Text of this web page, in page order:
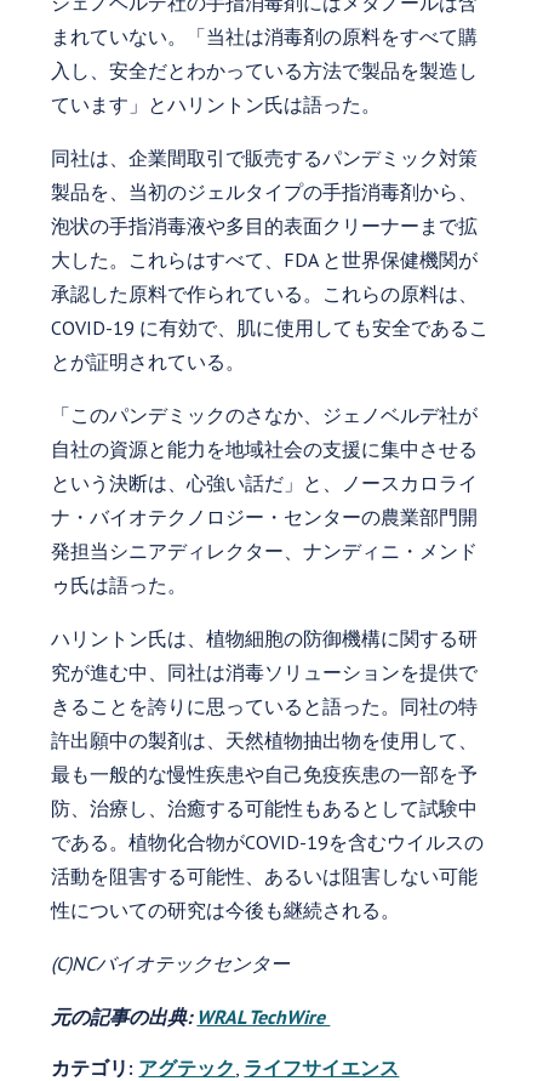
まれていない。「当社は消毒剤の原料をすべて購
入し、安全だとわかっている方法で製品を製造し
ています」とハリントン氏は語った。
同社は、企業間取引で販売するパンデミック対策
製品を、当初のジェルタイプの手指消毒剤から、
泡状の手指消毒液や多目的表面クリーナーまで拡
大した。これらはすべて、FDA と世界保健機関が
承認した原料で作られている。これらの原料は、
COVID-19 に有効で、肌に使用しても安全であるこ
とが証明されている。
「このパンデミックのさなか、ジェノベルデ社が
自社の資源と能力を地域社会の支援に集中させる
という決断は、心強い話だ」と、ノースカロライ
ナ・バイオテクノロジー・センターの農業部門開
発担当シニアディレクター、ナンディニ・メンド
ゥ氏は語った。
ハリントン氏は、植物細胞の防御機構に関する研
究が進む中、同社は消毒ソリューションを提供で
きることを誇りに思っていると語った。同社の特
許出願中の製剤は、天然植物抽出物を使用して、
最も一般的な慢性疾患や自己免疫疾患の一部を予
防、治療し、治癒する可能性もあるとして試験中
である。植物化合物がCOVID-19を含むウイルスの
活動を阻害する可能性、あるいは阻害しない可能
性についての研究は今後も継続される。
(C)NCバイオテックセンター
元の記事の出典: WRAL TechWire
カテゴリ: アグテック ライフサイエンス